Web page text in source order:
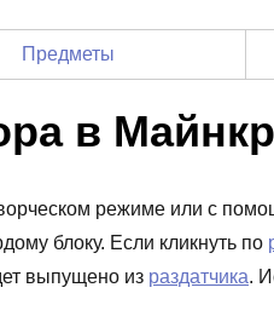
Предметы
в
режиме или с
блоку. Если кликнуть по
выпущено из раздатчика.